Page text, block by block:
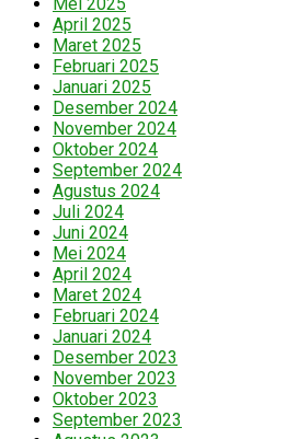
April 2025
Maret 2025
Februari 2025
Januari 2025
Desember 2024
November 2024
Oktober 2024
September 2024
Agustus 2024
Juli 2024
Juni 2024
Mei 2024
April 2024
Maret 2024
Februari 2024
Januari 2024
Desember 2023
November 2023
Oktober 2023
September 2023